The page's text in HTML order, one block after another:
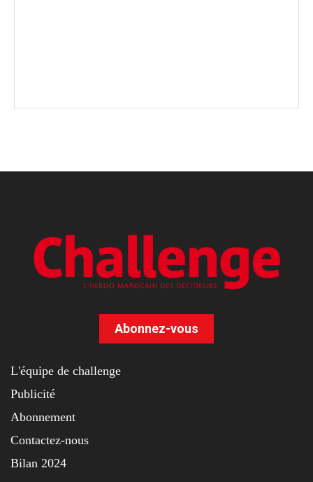
Abonnez-vous
L'équipe de challenge
Publicité
Abonnement
Contactez-nous
Bilan 2024